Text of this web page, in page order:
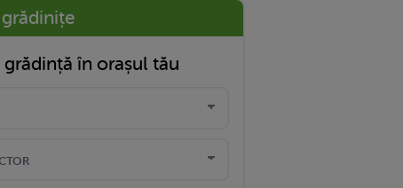
grădință în orașul tău